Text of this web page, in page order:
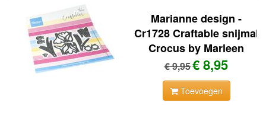
Marianne design -
Cr1728 Craftable snijmal
Crocus by Marleen
€ 9,95€ 8,95
Toevoegen